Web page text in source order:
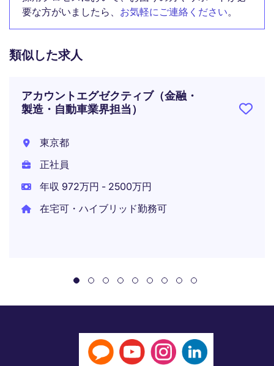
要な方がいましたら、 お気軽にご連絡ください。
類似した求人
アカウントエグゼクティブ（金融・
製造・自動車業界担当）
東京都
正社員
年収 972万円 - 2500万円
在宅可・ハイブリッド勤務可